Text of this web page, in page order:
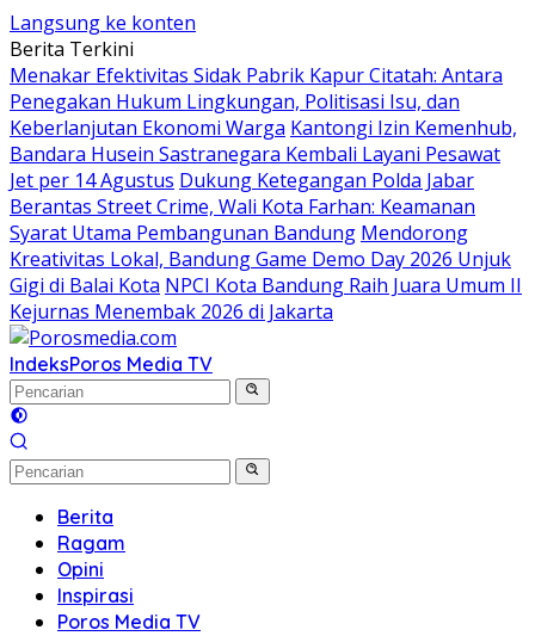
Langsung ke konten
Berita Terkini
Menakar Efektivitas Sidak Pabrik Kapur Citatah: Antara
Penegakan Hukum Lingkungan, Politisasi Isu, dan
Keberlanjutan Ekonomi Warga Kantongi Izin Kemenhub,
Bandara Husein Sastranegara Kembali Layani Pesawat
Jet per 14 Agustus Dukung Ketegangan Polda Jabar
Berantas Street Crime, Wali Kota Farhan: Keamanan
Syarat Utama Pembangunan Bandung Mendorong
Kreativitas Lokal, Bandung Game Demo Day 2026 Unjuk
Gigi di Balai Kota NPCI Kota Bandung Raih Juara Umum II
Kejurnas Menembak 2026 di Jakarta
IndeksPoros Media TV
Berita
Ragam
Opini
Inspirasi
Poros Media TV